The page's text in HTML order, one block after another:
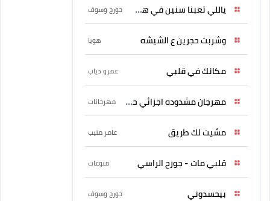
ياللي تعبنا سنين في هواه جورج وسوف
وشربت حجرين ع الشيشه هوبا
مكانك في قلبي عمرو دياب
مهرجان مشدوده اجزائي حربونى مهرجانات
مشيت لك طريق عامر منيب
قلبي مات - جورج الراسي منوعات
بيحسدوني جورج وسوف